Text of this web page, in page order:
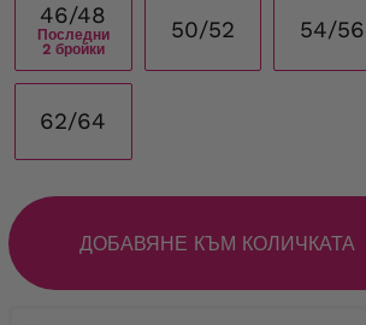
46/48
Последни
2 бройки
50/52 54/56
62/64
ДОБАВЯНЕ КЪМ КОЛИЧКАТА